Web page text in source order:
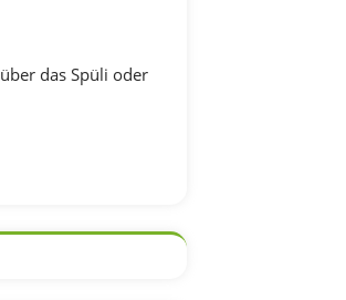
das Spüli oder